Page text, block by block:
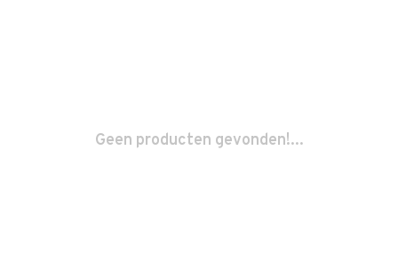
Geen producten gevonden!...